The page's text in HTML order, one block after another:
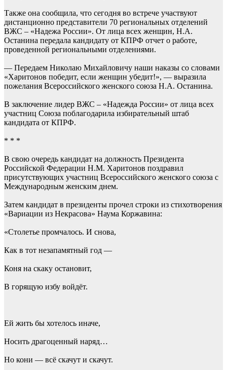
Также она сообщила, что сегодня во встрече участвуют
дистанционно представители 70 региональных отделений
ВЖС – «Надежа России». От лица всех женщин, Н.А.
Останина передала кандидату от КПРФ отчет о работе,
проведенной региональными отделениями.
— Передаем Николаю Михайловичу наши наказы со словами
«Харитонов победит, если женщин убедит!», — выразила
пожелания Всероссийского женского союза Н.А. Останина.
В заключение лидер ВЖС – «Надежда России» от лица всех
участниц Союза поблагодарила избирательный штаб
кандидата от КПРФ.
* * *
В свою очередь кандидат на должность Президента
Российской Федерации Н.М. Харитонов поздравил
присутствующих участниц Всероссийского женского союза с
Международным женским днем.
Затем кандидат в президенты прочел строки из стихотворения
«Вариации из Некрасова» Наума Коржавина:
«Столетье промчалось. И снова,
Как в тот незапамятный год —
Коня на скаку остановит,
В горящую избу войдёт.
Ей жить бы хотелось иначе,
Носить драгоценный наряд…
Но кони — всё скачут и скачут.